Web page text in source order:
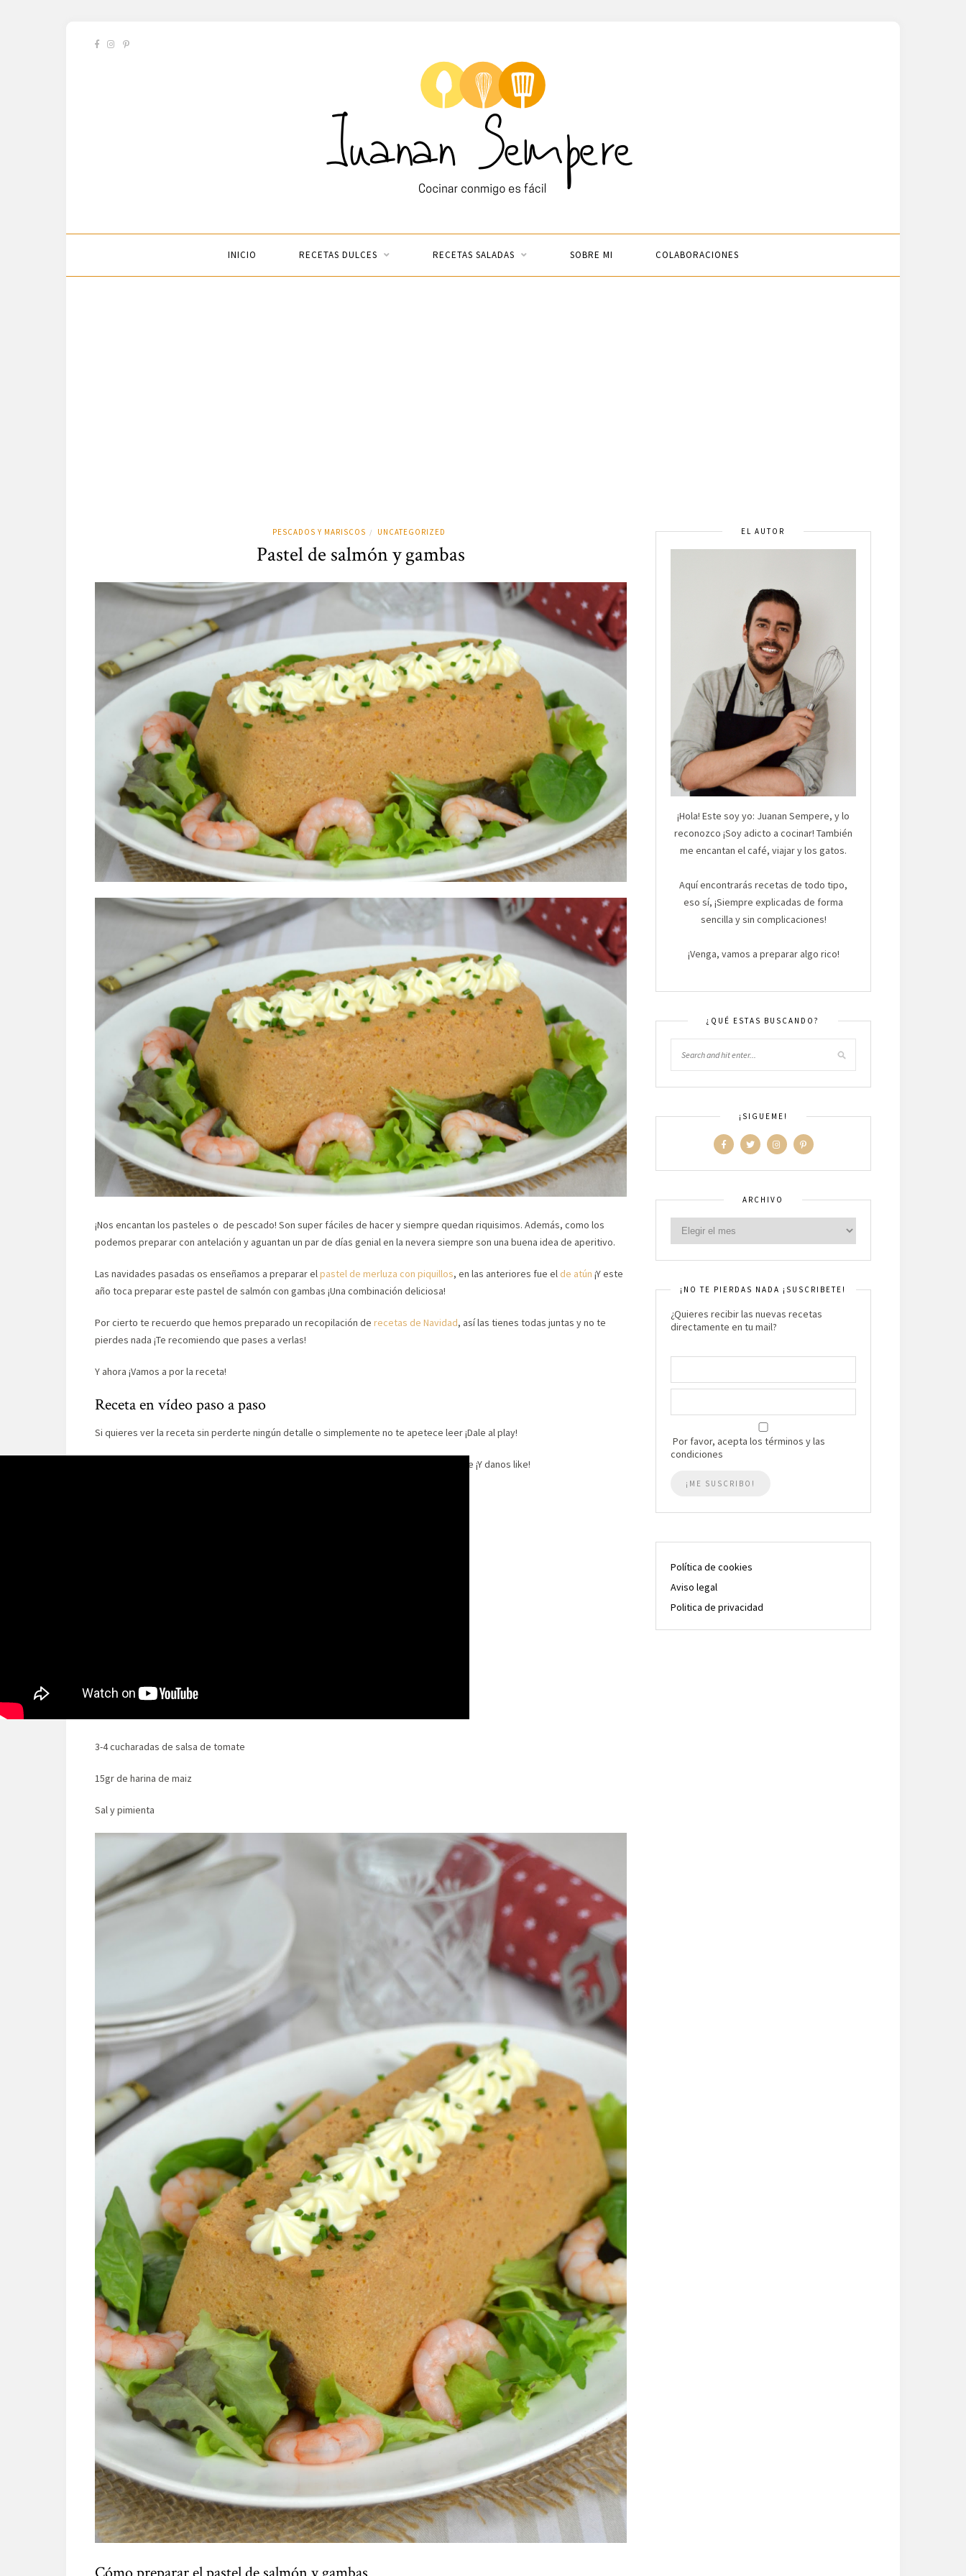
INICIO RECETAS DULCES RECETAS SALADAS SOBRE MI COLABORACIONES
PESCADOS Y MARISCOS / UNCATEGORIZED
Pastel de salmón y gambas
¡Nos encantan los pasteles o de pescado! Son super fáciles de hacer y siempre quedan riquisimos. Además, como los
podemos preparar con antelación y aguantan un par de días genial en la nevera siempre son una buena idea de aperitivo.
Las navidades pasadas os enseñamos a preparar elpastel de merluza con piquillos, en las anteriores fue elde atún ¡Y este
año toca preparar este pastel de salmón con gambas ¡Una combinación deliciosa!
Por cierto te recuerdo que hemos preparado un recopilación de recetas de Navidad, así las tienes todas juntas y no te
pierdes nada ¡Te recomiendo que pases a verlas!
Y ahora ¡Vamos a por la receta!
Receta en vídeo paso a paso
Si quieres ver la receta sin perderte ningún detalle o simplemente no te apetece leer ¡Dale al play!
. Suscríbete ¡Y danos like!
3-4 cucharadas de salsa de tomate
15gr de harina de maiz
Sal y pimienta
EL AUTOR
¡Hola! Este soy yo: Juanan Sempere, y lo
reconozco ¡Soy adicto a cocinar! También
me encantan el café, viajar y los gatos.
Aquí encontrarás recetas de todo tipo,
eso sí, ¡Siempre explicadas de forma
sencilla y sin complicaciones!
¡Venga, vamos a preparar algo rico!
¿QUÉ ESTAS BUSCANDO?
¡SIGUEME!
ARCHIVO
¡NO TE PIERDAS NADA ¡SUSCRIBETE!
¿Quieres recibir las nuevas recetas
directamente en tu mail?
Por favor, acepta los términos y las
condiciones
Política de cookies
Aviso legal
Politica de privacidad